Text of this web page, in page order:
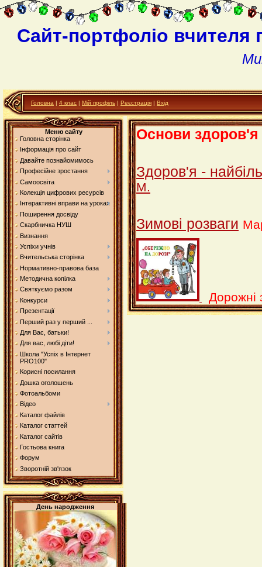
Сайт-портфоліо вчителя
Головна | 4 клас | Мій профіль | Реєстрація | Вхід
Меню сайту
Головна сторінка
Інформація про сайт
Давайте познайомимось
Професійне зростання
Самоосвіта
Колекція цифрових ресурсів
Інтерактивні вправи на уроках
Поширення досвіду
Скарбничка НУШ
Визнання
Успіхи учнів
Вчительська сторінка
Нормативно-правова база
Методична копілка
Святкуємо разом
Конкурси
Презентації
Перший раз у перший ...
Для Вас, батьки!
Для вас, любі діти!
Школа "Успіх в Інтернет
PRO100"
Корисні посилання
Дошка оголошень
Фотоальбоми
Відео
Каталог файлів
Каталог статтей
Каталог сайтів
Гостьова книга
Форум
Зворотній зв'язок
День народження
Основи здоров'я
Здоров'я -
М.
Зимові розваги
Дорожні